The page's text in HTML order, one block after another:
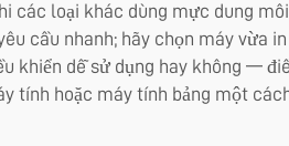
các loại khác dùng mực dung
cầu nhanh; hãy chọn máy vừa
khiển dễ sử dụng hay không —
tính hoặc máy tính bảng một